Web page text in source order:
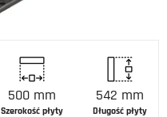
500 mm
Szerokość płyty
542 mm
Długość płyty